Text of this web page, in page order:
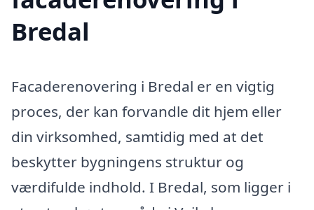
Bredal
Facaderenovering i Bredal er en vigtig
proces, der kan forvandle dit hjem eller
din virksomhed, samtidig med at det
beskytter bygningens struktur og
værdifulde indhold. I Bredal, som ligger i